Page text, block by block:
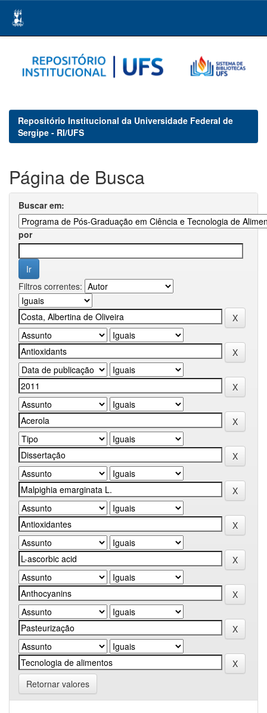
navigation
Repositório Institucional da Universidade Federal de
Sergipe - RI/UFS
Página de Busca
Buscar em:
por
Filtros correntes:
Retornar valores